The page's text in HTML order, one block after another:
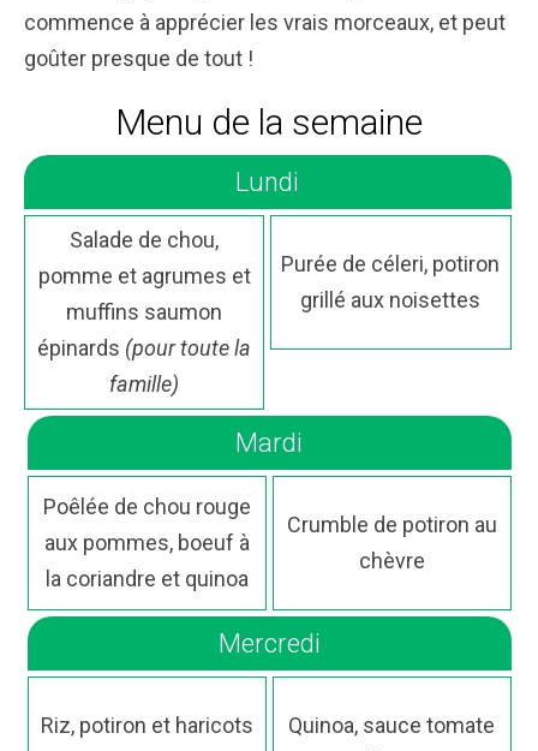
commence à apprécier les vrais morceaux, et peut
goûter presque de tout !
Menu de la semaine
Lundi
Salade de chou,
pomme et agrumes et
muffins saumon
épinards (pour toute la
famille)
Purée de céleri, potiron
grillé aux noisettes
Mardi
Poêlée de chou rouge
aux pommes, boeuf à
la coriandre et quinoa
Crumble de potiron au
chèvre
Mercredi
Riz, potiron et haricots
Quinoa, sauce tomate